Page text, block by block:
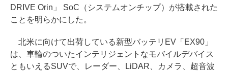
DRIVE Orin」 SoC（システムオンチップ）が搭載された
ことを明らかにした。
北米に向けて出荷している新型バッテリEV「EX90」
は、車輪のついたインテリジェントなモバイルデバイス
ともいえるSUVで、レーダー、LiDAR、カメラ、超音波